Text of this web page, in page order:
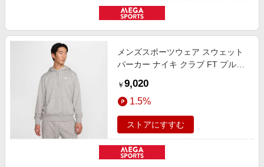
メンズスポーツウェア スウェット
パーカー ナイキ クラブ FT プルオ
H/WHITE FN3867-063
￥ 9,020
1.5%
ストアにすすむ